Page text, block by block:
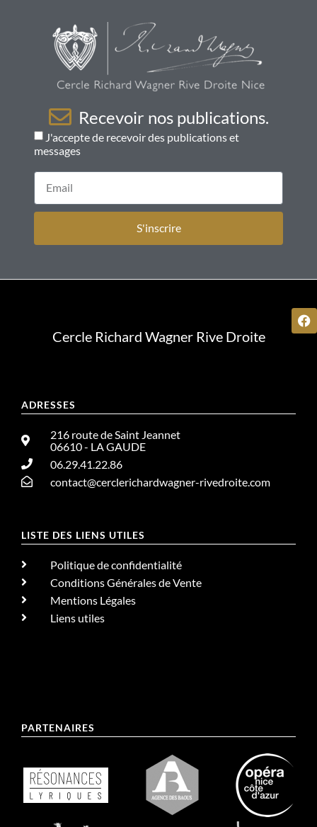
Recevoir nos publications.
J'accepte de recevoir des publications et
messages
S'inscrire
ADRESSES
216 route de Saint Jeannet
06610 - LA GAUDE
06.29.41.22.86
contact@cerclerichardwagner-rivedroite.com
LISTE DES LIENS UTILES
Politique de confidentialité
Conditions Générales de Vente
Mentions Légales
Liens utiles
Cercle Richard Wagner Rive Droite
PARTENAIRES